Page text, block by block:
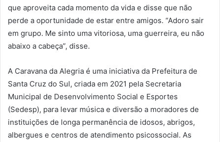
que aproveita cada momento da vida e disse que não
perde a oportunidade de estar entre amigos. “Adoro sair
em grupo. Me sinto uma vitoriosa, uma guerreira, eu não
abaixo a cabeça”, disse.
A Caravana da Alegria é uma iniciativa da Prefeitura de
Santa Cruz do Sul, criada em 2021 pela Secretaria
Municipal de Desenvolvimento Social e Esportes
(Sedesp), para levar música e diversão a moradores de
instituições de longa permanência de idosos, abrigos,
albergues e centros de atendimento psicossocial. As